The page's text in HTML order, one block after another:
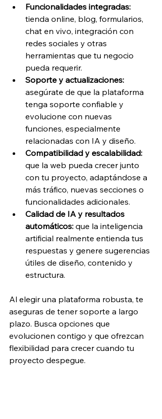
Funcionalidades integradas:
tienda online, blog, formularios,
chat en vivo, integración con
redes sociales y otras
herramientas que tu negocio
pueda requerir.
Soporte y actualizaciones:
asegúrate de que la plataforma
tenga soporte confiable y
evolucione con nuevas
funciones, especialmente
relacionadas con IA y diseño.
Compatibilidad y escalabilidad:
que la web pueda crecer junto
con tu proyecto, adaptándose a
más tráfico, nuevas secciones o
funcionalidades adicionales.
Calidad de IA y resultados
automáticos: que la inteligencia
artificial realmente entienda tus
respuestas y genere sugerencias
útiles de diseño, contenido y
estructura.
Al elegir una plataforma robusta, te
aseguras de tener soporte a largo
plazo. Busca opciones que
evolucionen contigo y que ofrezcan
flexibilidad para crecer cuando tu
proyecto despegue.